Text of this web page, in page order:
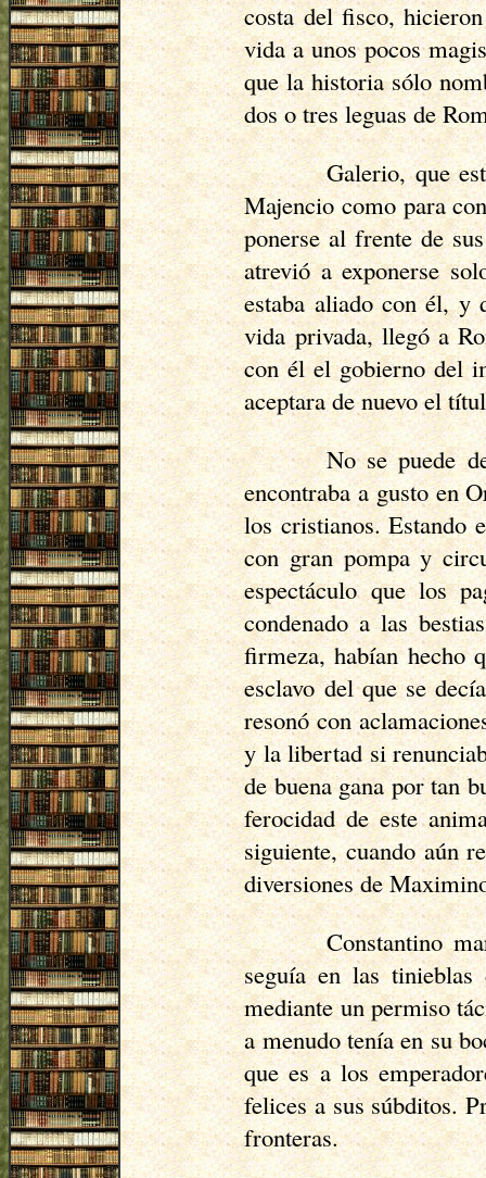
costa del fisco,
vida a unos pocos
que la historia sólo
dos o tres leguas de
Galerio, que
Majencio como para
ponerse al frente de
atrevió a exponerse
estaba aliado con él, y
vida privada, llegó a
con él el gobierno del
aceptara de nuevo el
No se puede
encontraba a gusto en
los cristianos. Estando
con gran pompa y
espectáculo que los
condenado a las
firmeza, habían hecho
esclavo del que se
resonó con
y la libertad si
de buena gana por tan
ferocidad de este
siguiente, cuando aún
diversiones de
Constantino
seguía en las
mediante un permiso
a menudo tenía en su
que es a los
felices a sus súbditos.
fronteras.